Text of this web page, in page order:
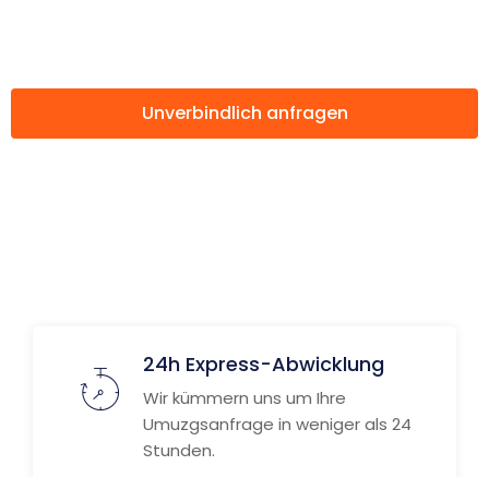
Unverbindlich anfragen
24h Express-Abwicklung
Wir kümmern uns um Ihre
Umuzgsanfrage in weniger als 24
Stunden.